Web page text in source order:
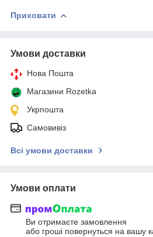
Приховати
Умови доставки
Нова Пошта
Магазини Rozetka
Укрпошта
Самовивіз
Всі умови доставки
Умови оплати
Ви отримаєте замовлення
або гроші повернуться на вашу